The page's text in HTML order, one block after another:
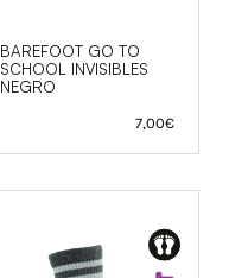
BAREFOOT GO TO
SCHOOL INVISIBLES
NEGRO
7,00€